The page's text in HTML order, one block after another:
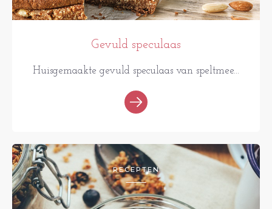
Gevuld speculaas
Huisgemaakte gevuld speculaas van speltmee...
RECEPTEN